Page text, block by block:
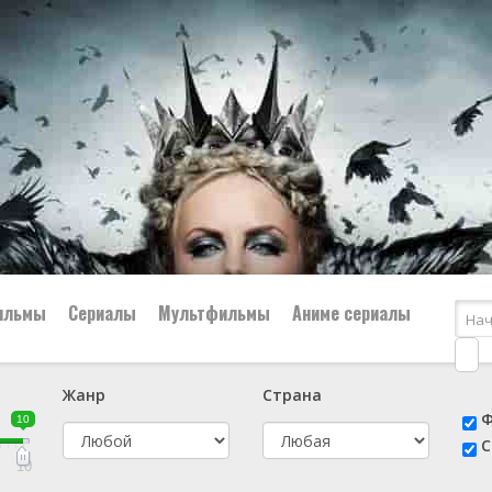
👨‍✈️ Военный
🕵️‍♂️ Детектив
Сериалы Мультфильмы Аниме сериалы
10
10
Жанр
Страна